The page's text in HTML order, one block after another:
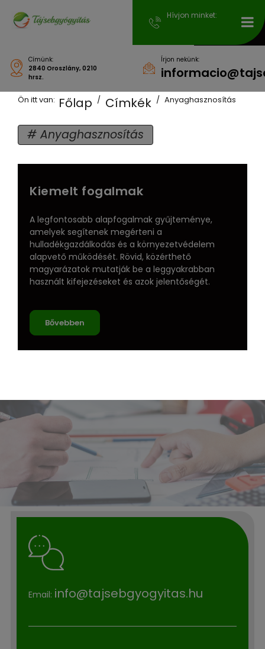
Címünk:
2840 Oroszlány, 0210
hrsz.
Írjon nekünk:
Hívjon minket:
Ön itt van: Főlap Címkék Anyaghasznosítás
Anyaghasznosítás
Kiemelt fogalmak
A legfontosabb alapfogalmak gyűjteménye,
amelyek segítenek megérteni a
hulladékgazdálkodás és a környezetvédelem
alapvető működését. Rövid, közérthető
magyarázatok mutatják be a leggyakrabban
használt kifejezéseket és azok jelentőségét.
Bővebben
Email: info@tajsebgyogyitas.hu